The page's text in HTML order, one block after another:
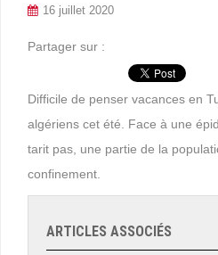
16 juillet 2020
Partager sur :
Difficile de penser vacances en
algériens cet été. Face à une
tarit pas, une partie de la
confinement.
ARTICLES ASSOCIÉS